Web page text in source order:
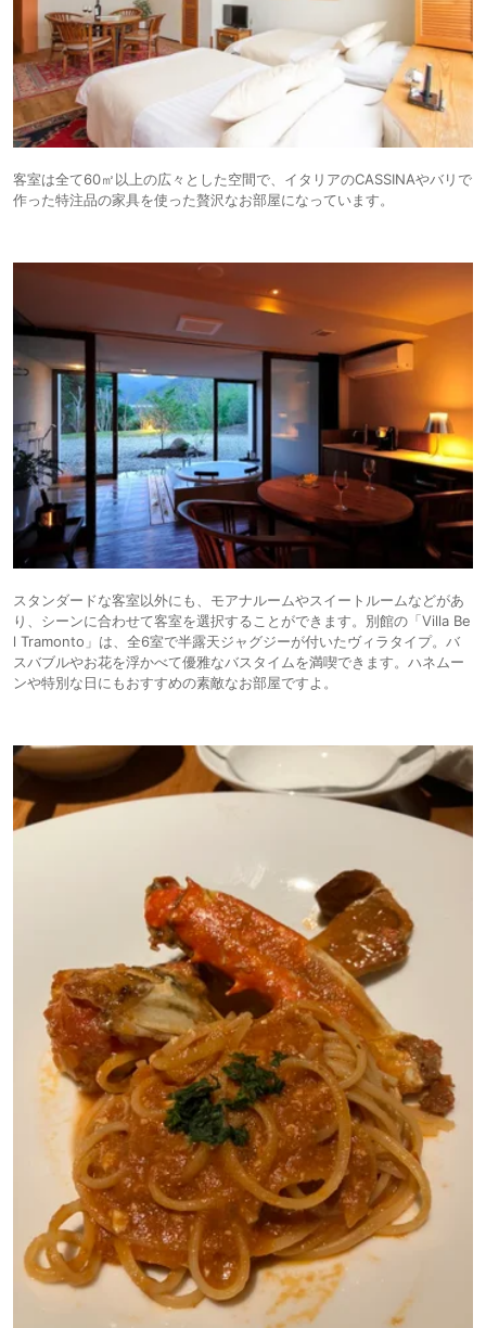
客室は全て60㎡以上の広々とした空間で、イタリアのCASSINAやバリで
作った特注品の家具を使った贅沢なお部屋になっています。
スタンダードな客室以外にも、モアナルームやスイートルームなどがあ
り、シーンに合わせて客室を選択することができます。別館の「Villa Be
l Tramonto」は、全6室で半露天ジャグジーが付いたヴィラタイプ。バ
スバブルやお花を浮かべて優雅なバスタイムを満喫できます。ハネムー
ンや特別な日にもおすすめの素敵なお部屋ですよ。